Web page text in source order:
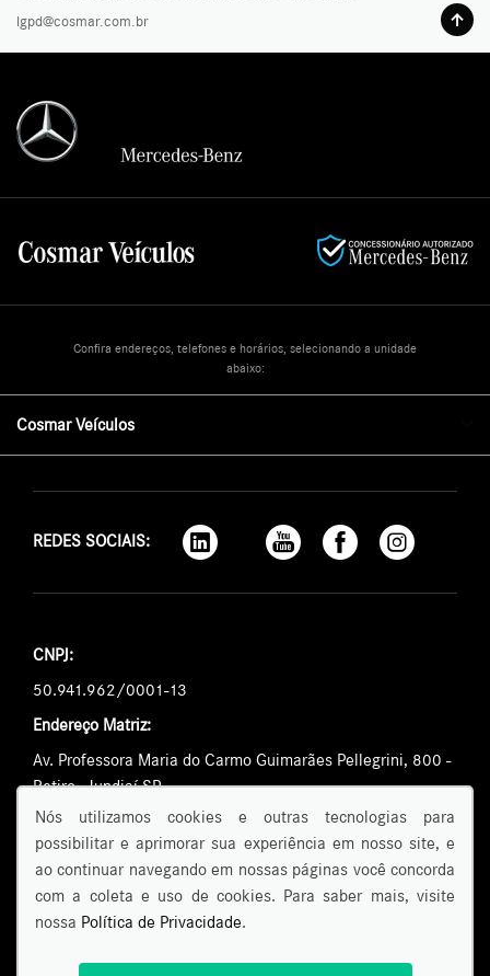
lgpd@cosmar.com.br
Confira endereços, telefones e horários, selecionando a unidade
abaixo:
Cosmar Veículos
REDES SOCIAIS:
CNPJ:
50.941.962/0001-13
Endereço Matriz:
Av. Professora Maria do Carmo Guimarães Pellegrini, 800 -
Retiro - Jundiaí-SP
© Copyright 2026 - AutoForce
Nós utilizamos cookies e outras tecnologias para
possibilitar e aprimorar sua experiência em nosso site, e
ao continuar navegando em nossas páginas você concorda
com a coleta e uso de cookies. Para saber mais, visite
nossa Política de Privacidade.